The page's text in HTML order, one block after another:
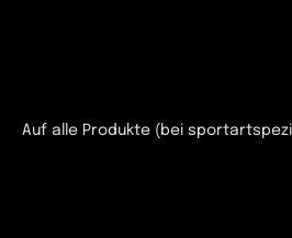
Auf alle Produkte (bei